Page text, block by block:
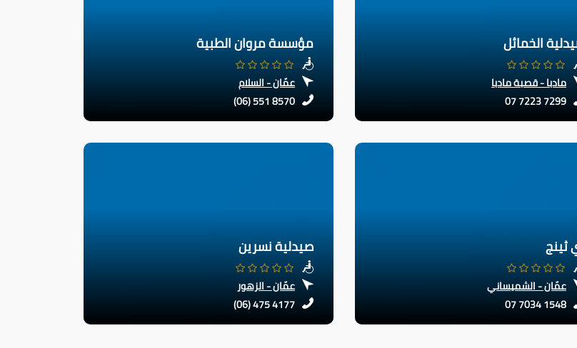
الخمائل
مادبا - قصبة مادبا
07 7223 7299
مؤسسة مروان الطبية
عمّان - السلام
(06) 551 8570
ثينج
عمّان - الشميساني
07 7034 1548
صيدلية نسرين
عمّان - الزهور
(06) 475 4177